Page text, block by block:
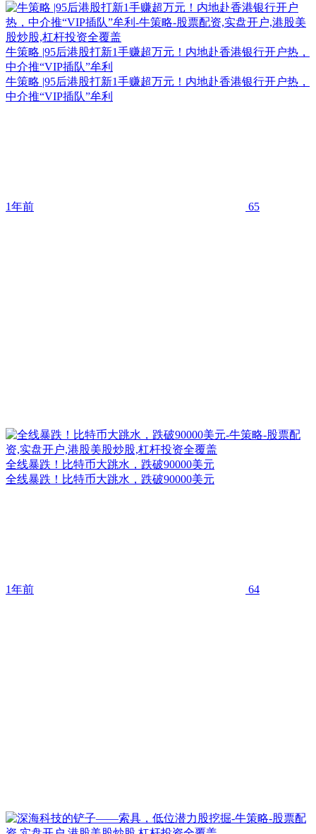
牛策略 |95后港股打新1手赚超万元！内地赴香港银行开户热，
中介推“VIP插队”牟利
牛策略 |95后港股打新1手赚超万元！内地赴香港银行开户热，
中介推“VIP插队”牟利
1年前 65
全线暴跌！比特币大跳水，跌破90000美元
全线暴跌！比特币大跳水，跌破90000美元
1年前 64